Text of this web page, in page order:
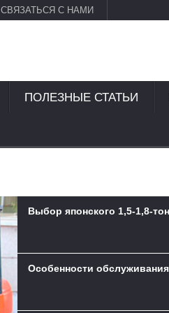
СВЯЗАТЬСЯ С НАМИ
ПОЛЕЗНЫЕ СТАТЬИ